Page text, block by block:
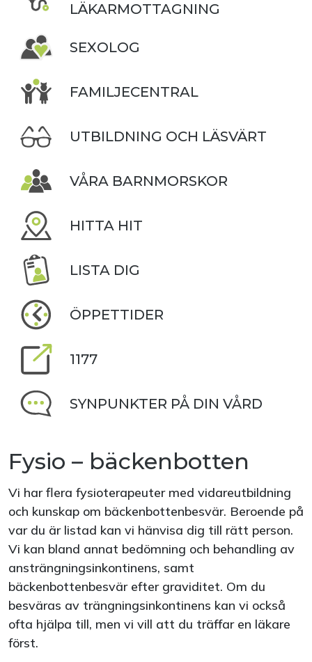
LÄKARMOTTAGNING
SEXOLOG
FAMILJECENTRAL
UTBILDNING OCH LÄSVÄRT
VÅRA BARNMORSKOR
HITTA HIT
LISTA DIG
ÖPPETTIDER
1177
SYNPUNKTER PÅ DIN VÅRD
Fysio – bäckenbotten
Vi har flera fysioterapeuter med vidareutbildning
och kunskap om bäckenbottenbesvär. Beroende på
var du är listad kan vi hänvisa dig till rätt person.
Vi kan bland annat bedömning och behandling av
ansträngningsinkontinens, samt
bäckenbottenbesvär efter graviditet. Om du
besväras av trängningsinkontinens kan vi också
ofta hjälpa till, men vi vill att du träffar en läkare
först.